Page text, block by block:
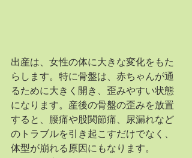
出産は、女性の体に大きな変化をもた
らします。特に骨盤は、赤ちゃんが通
るために大きく開き、歪みやすい状態
になります。産後の骨盤の歪みを放置
すると、腰痛や股関節痛、尿漏れなど
のトラブルを引き起こすだけでなく、
体型が崩れる原因にもなります。